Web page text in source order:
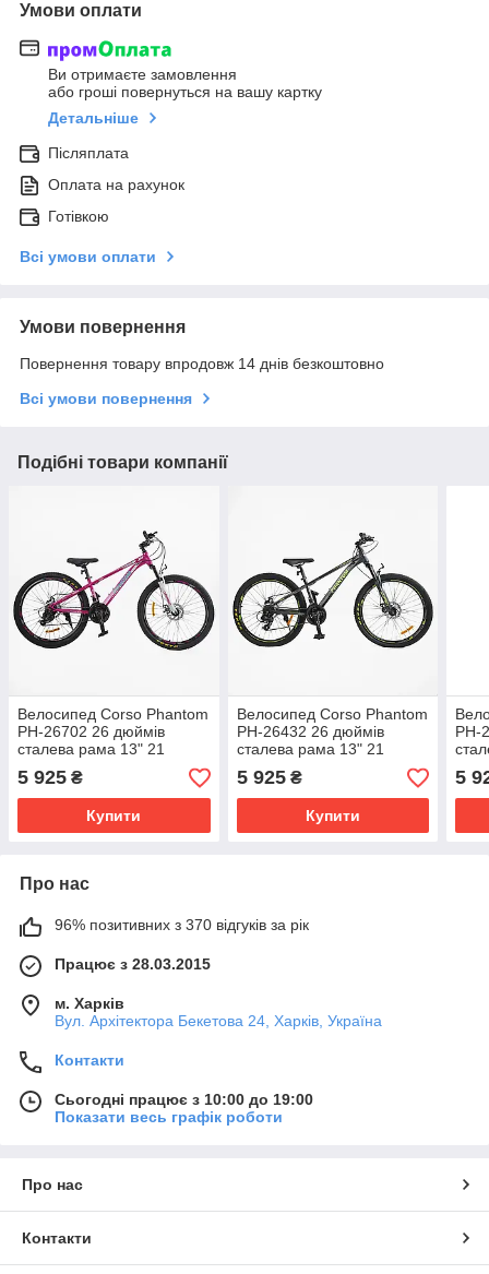
Умови оплати
Ви отримаєте замовлення
або гроші повернуться на вашу картку
Детальніше
Післяплата
Оплата на рахунок
Готівкою
Всі умови оплати
Умови повернення
Повернення товару впродовж 14 днів безкоштовно
Всі умови повернення
Подібні товари компанії
Велосипед Corso Phantom
PH-26702 26 дюймів
сталева рама 13" 21
швидкість Saiguan
5 925 ₴
Купити
Велосипед Corso Phantom
PH-26432 26 дюймів
сталева рама 13" 21
швидкість Saiguan
5 925₴
Купити
PH-
5
Про нас
96% позитивних з 370 відгуків за рік
Працює з 28.03.2015
м. Харків
Вул. Архітектора Бекетова 24, Харків, Україна
Контакти
Сьогодні працює з 10:00 до 19:00
Показати весь графік роботи
Про нас
Контакти